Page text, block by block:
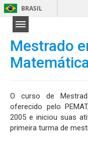
BRASIL
Mestrado
O curso de
oferecido pelo
2005 e iniciou suas
primeira turma de